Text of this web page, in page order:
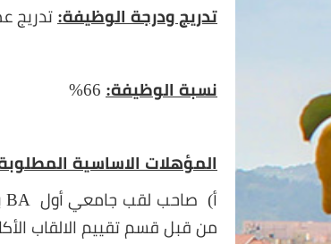
تدريج ودرجة الوظيفة:تدريج
نسبة الوظيفة:66%
المؤهلات الاساسية
أ) صاحب لقب جامعي أول BA
من قبل قسم تقييم الالقاب